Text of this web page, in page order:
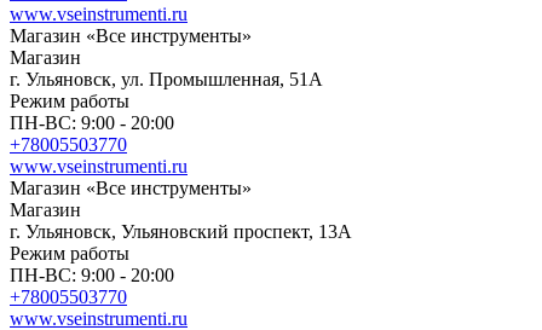
www.vseinstrumenti.ru
Магазин «Все инструменты»
Магазин
г. Ульяновск, ул. Промышленная, 51А
Режим работы
ПН-ВС: 9:00 - 20:00
+78005503770
www.vseinstrumenti.ru
Магазин «Все инструменты»
Магазин
г. Ульяновск, Ульяновский проспект, 13А
Режим работы
ПН-ВС: 9:00 - 20:00
+78005503770
www.vseinstrumenti.ru